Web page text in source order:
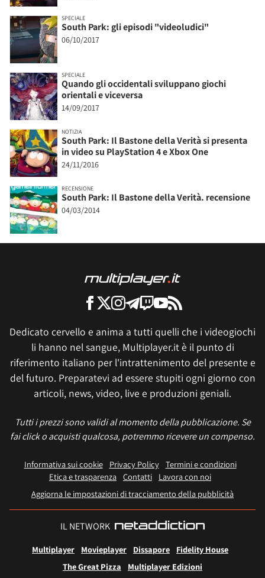
SPECIALE
South Park: gli episodi "videoludici"
06/10/2017
SPECIALE
Quando gli occidentali sviluppano giochi
orientali e viceversa
14/09/2017
NOTIZIA
South Park: Il Bastone della Verità si presenta
in video su PlayStation 4 e Xbox One
24/11/2016
RECENSIONE
South Park: Il Bastone della Verità. recensione
04/03/2014
Dedicato cervello e anima a tutti quelli che i videogiochi
li hanno nel sangue, Multiplayer.it è il punto di
riferimento italiano per l'intrattenimento del presente e
del futuro. Preparatevi ad essere stupiti ogni giorno con
articoli, news, video, live e produzioni geniali.
Tutti i prezzi sono validi al momento della pubblicazione. Se
fai click o acquisti qualcosa, potremmo ricevere un compenso.
Informativa sui cookie Privacy Policy
Termini e condizioni
Etica e trasparenza Contatti
Lavora con noi
Aggiorna le impostazioni di tracciamento della pubblicità
IL NETWORK
Multiplayer Movieplayer Dissapore
Fidelity House
The Great Pizza
Multiplayer Edizioni